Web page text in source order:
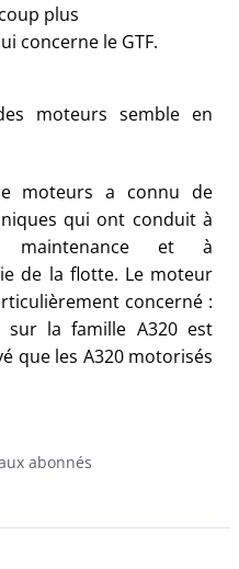
plus
concerne le GTF.
moteurs semble en
moteurs a connu de
qui ont conduit à
maintenance et à
de la flotte. Le moteur
concerné :
sur la famille A320 est
que les A320 motorisés
abonnés